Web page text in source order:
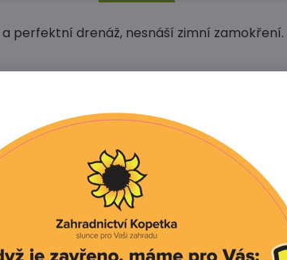
perfektní drenáž, nesnáší zimní zamokření.
Facebook BlueskyPinterest